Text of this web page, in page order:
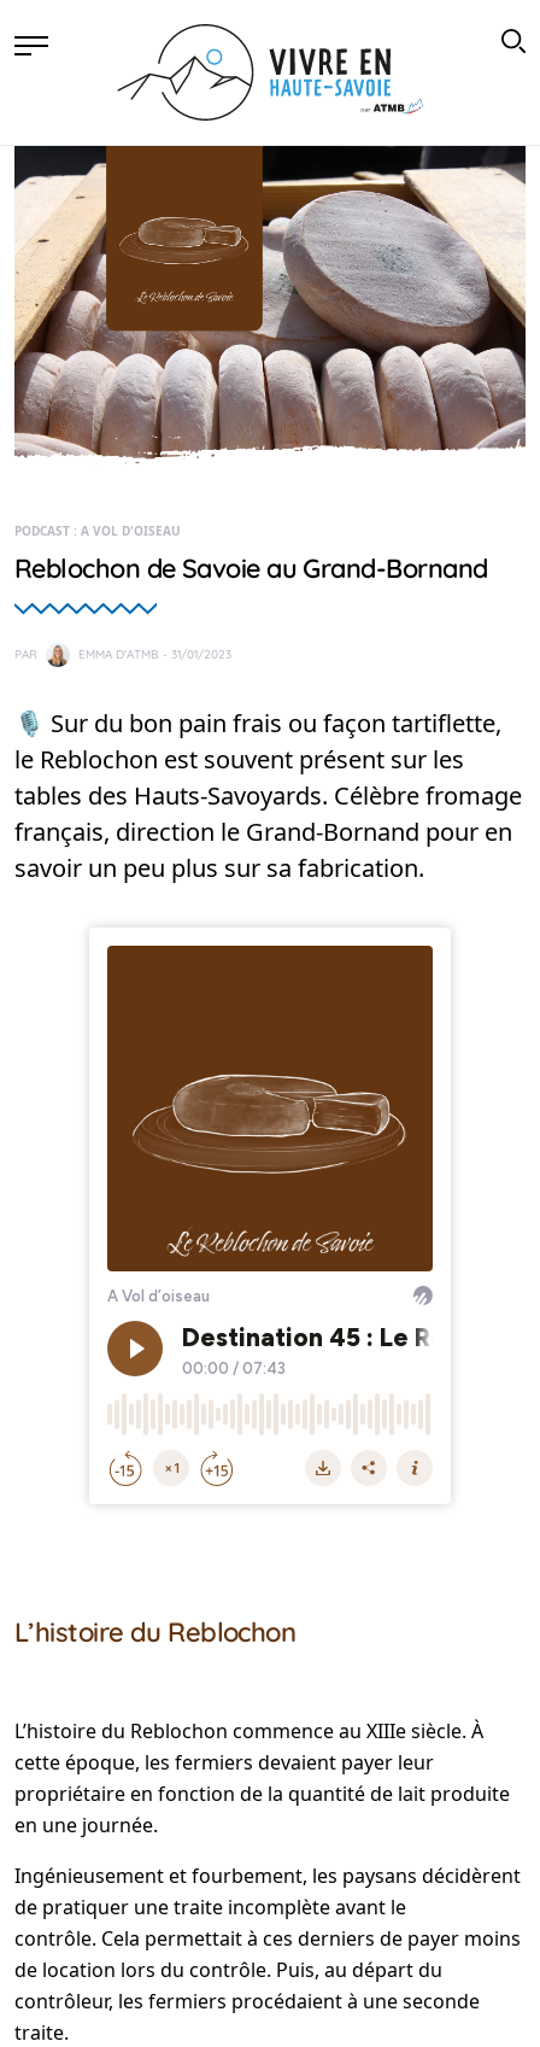
PODCAST : A VOL D'OISEAU
Reblochon de Savoie au Grand-Bornand
PAR EMMA D'ATMB - 31/01/2023
🎙️ Sur du bon pain frais ou façon tartiflette,
le Reblochon est souvent présent sur les
tables des Hauts-Savoyards. Célèbre fromage
français, direction le Grand-Bornand pour en
savoir un peu plus sur sa fabrication.
L’histoire du Reblochon
L’histoire du Reblochon commence au XIIIe siècle. À
cette époque, les fermiers devaient payer leur
propriétaire en fonction de la quantité de lait produite
en une journée.
Ingénieusement et fourbement, les paysans décidèrent
de pratiquer une traite incomplète avant le
contrôle. Cela permettait à ces derniers de payer moins
de location lors du contrôle. Puis, au départ du
contrôleur, les fermiers procédaient à une seconde
traite.